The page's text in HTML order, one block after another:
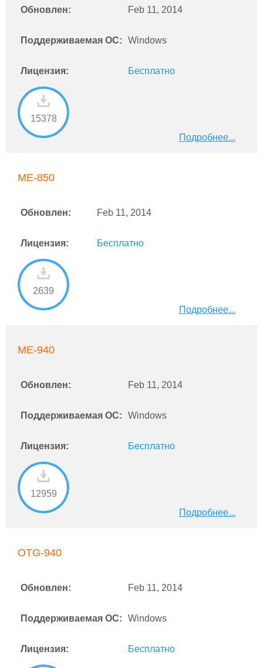
Обновлен: Feb 11, 2014
Поддерживаемая ОС: Windows
Лицензия: Бесплатно
15378
Подробнее...
ME-850
Обновлен: Feb 11, 2014
Лицензия: Бесплатно
2639
Подробнее...
ME-940
Обновлен: Feb 11, 2014
Поддерживаемая ОС: Windows
Лицензия: Бесплатно
12959
Подробнее...
OTG-940
Обновлен: Feb 11, 2014
Поддерживаемая ОС: Windows
Лицензия: Бесплатно